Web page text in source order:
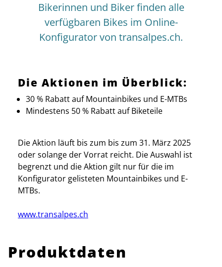
Bikerinnen und Biker finden alle
verfügbaren Bikes im Online-
Konfigurator von transalpes.ch.
Die Aktionen im Überblick:
30 % Rabatt auf Mountainbikes und E-MTBs
Mindestens 50 % Rabatt auf Biketeile
Die Aktion läuft bis zum bis zum 31. März 2025
oder solange der Vorrat reicht. Die Auswahl ist
begrenzt und die Aktion gilt nur für die im
Konfigurator gelisteten Mountainbikes und E-
MTBs.
www.transalpes.ch
Produktdaten